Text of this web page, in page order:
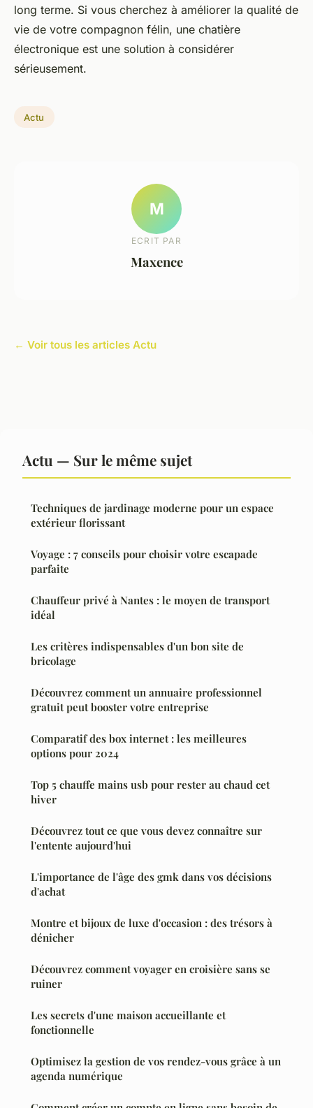
long terme. Si vous cherchez à améliorer la qualité de
vie de votre compagnon félin, une chatière
électronique est une solution à considérer
sérieusement.
Actu
M
ECRIT PAR
Maxence
← Voir tous les articles Actu
Actu — Sur le même sujet
Techniques de jardinage moderne pour un espace
extérieur florissant
Voyage : 7 conseils pour choisir votre escapade
parfaite
Chauffeur privé à Nantes : le moyen de transport
idéal
Les critères indispensables d'un bon site de
bricolage
Découvrez comment un annuaire professionnel
gratuit peut booster votre entreprise
Comparatif des box internet : les meilleures
options pour 2024
Top 5 chauffe mains usb pour rester au chaud cet
hiver
Découvrez tout ce que vous devez connaître sur
l'entente aujourd'hui
L'importance de l'âge des gmk dans vos décisions
d'achat
Montre et bijoux de luxe d'occasion : des trésors à
dénicher
Découvrez comment voyager en croisière sans se
ruiner
Les secrets d'une maison accueillante et
fonctionnelle
Optimisez la gestion de vos rendez-vous grâce à un
agenda numérique